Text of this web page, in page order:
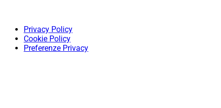
Privacy Policy
Cookie Policy
Preferenze Privacy